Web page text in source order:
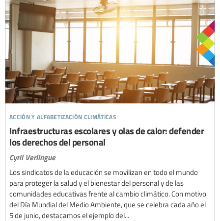
acción y alfabetización climáticas
Infraestructuras escolares y olas de calor: defender
los derechos del personal
Cyril Verlingue
Los sindicatos de la educación se movilizan en todo el mundo
para proteger la salud y el bienestar del personal y de las
comunidades educativas frente al cambio climático. Con motivo
del Día Mundial del Medio Ambiente, que se celebra cada año el
5 de junio, destacamos el ejemplo del...